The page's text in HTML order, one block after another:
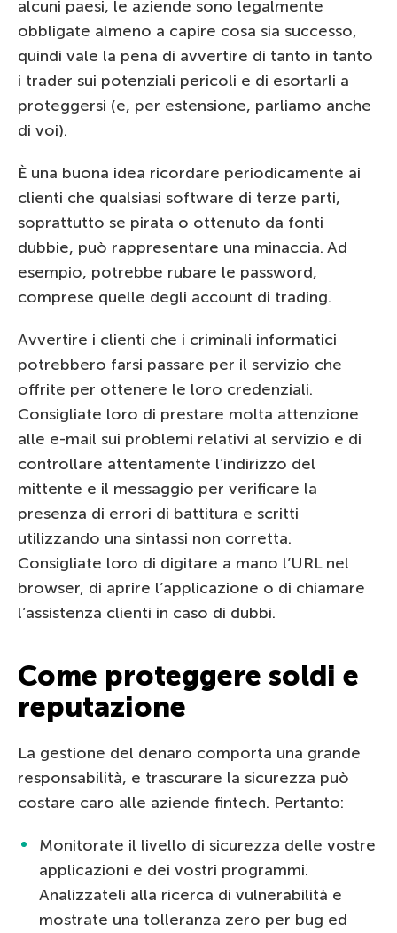
alcuni paesi, le aziende sono legalmente
obbligate almeno a capire cosa sia successo,
quindi vale la pena di avvertire di tanto in tanto
i trader sui potenziali pericoli e di esortarli a
proteggersi (e, per estensione, parliamo anche
di voi).
È una buona idea ricordare periodicamente ai
clienti che qualsiasi software di terze parti,
soprattutto se pirata o ottenuto da fonti
dubbie, può rappresentare una minaccia. Ad
esempio, potrebbe rubare le password,
comprese quelle degli account di trading.
Avvertire i clienti che i criminali informatici
potrebbero farsi passare per il servizio che
offrite per ottenere le loro credenziali.
Consigliate loro di prestare molta attenzione
alle e-mail sui problemi relativi al servizio e di
controllare attentamente l’indirizzo del
mittente e il messaggio per verificare la
presenza di errori di battitura e scritti
utilizzando una sintassi non corretta.
Consigliate loro di digitare a mano l’URL nel
browser, di aprire l’applicazione o di chiamare
l’assistenza clienti in caso di dubbi.
Come proteggere soldi e
reputazione
La gestione del denaro comporta una grande
responsabilità, e trascurare la sicurezza può
costare caro alle aziende fintech. Pertanto:
Monitorate il livello di sicurezza delle vostre
applicazioni e dei vostri programmi.
Analizzateli alla ricerca di vulnerabilità e
mostrate una tolleranza zero per bug ed